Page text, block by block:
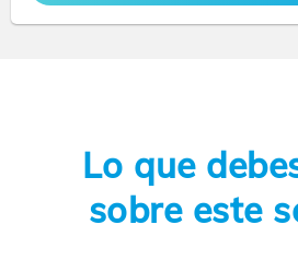
Lo que
sobre este